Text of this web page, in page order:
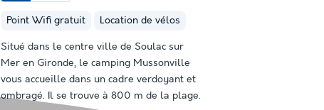
Point Wifi gratuit Location de vélos
Situé dans le centre ville de Soulac sur
Mer en Gironde, le camping Mussonville
vous accueille dans un cadre verdoyant et
ombragé. Il se trouve à 800 m de la plage.